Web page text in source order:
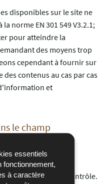
essentiels
fonctionnement,
à caractère
disponibles sur le site ne
norme EN 301 549 V3.2.1;
pour atteindre la
des moyens trop
cependant à fournir sur
contenus au cas par cas
et
le champ
fournis par des
pas sous notre contrôle.